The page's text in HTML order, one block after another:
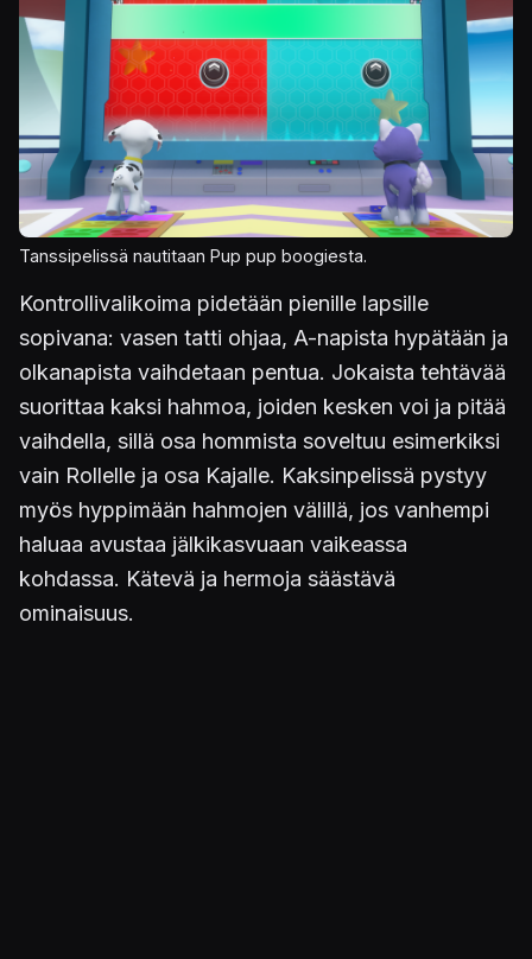
Tanssipelissä nautitaan Pup pup boogiesta.
Kontrollivalikoima pidetään pienille lapsille
sopivana: vasen tatti ohjaa, A-napista hypätään ja
olkanapista vaihdetaan pentua. Jokaista tehtävää
suorittaa kaksi hahmoa, joiden kesken voi ja pitää
vaihdella, sillä osa hommista soveltuu esimerkiksi
vain Rollelle ja osa Kajalle. Kaksinpelissä pystyy
myös hyppimään hahmojen välillä, jos vanhempi
haluaa avustaa jälkikasvuaan vaikeassa
kohdassa. Kätevä ja hermoja säästävä
ominaisuus.